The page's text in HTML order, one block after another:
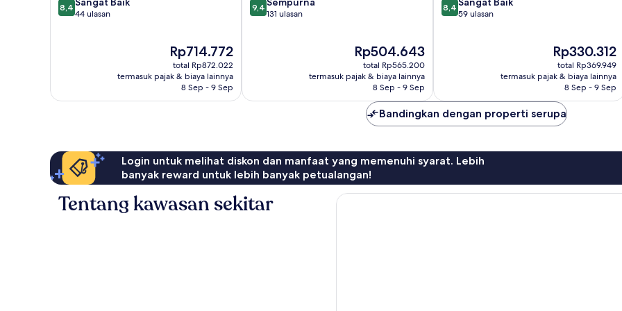
dari
8,4
44 ulasan
Harga
sekarang
Rp714.772
Rp714.772
total Rp872.022
termasuk pajak & biaya lainnya
8 Sep - 9 Sep
dari
9,4
131 ulasan
Harga
sekarang
Rp504.643
Rp504.643
total Rp565.200
termasuk pajak & biaya lainnya
8 Sep - 9 Sep
dari
8,4
59 ulasan
Harga
sekarang
Rp330.312
Rp330.312
total Rp369.949
termasuk pajak & biaya lainnya
8 Sep - 9 Sep
Bandingkan dengan properti serupa
Login untuk melihat diskon dan manfaat yang memenuhi syarat. Lebih
banyak reward untuk lebih banyak petualangan!
Tentang kawasan sekitar